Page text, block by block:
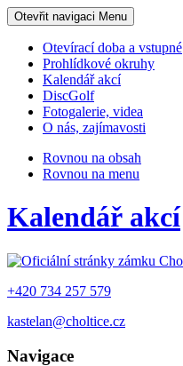
Otevřit navigaci Menu
Otevírací doba a vstupné
Prohlídkové okruhy
Kalendář akcí
DiscGolf
Fotogalerie, videa
O nás, zajímavosti
Rovnou na obsah
Rovnou na menu
Kalendář akcí
+420 734 257 579
kastelan@choltice.cz
Navigace